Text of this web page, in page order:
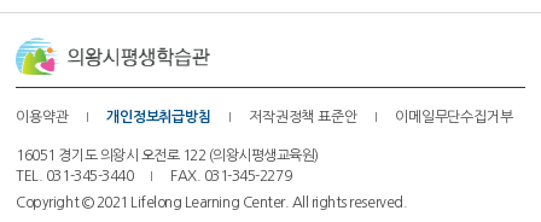
이용약관 개인정보취급방침 저작권정책 표준안 이메일무단수집거부
16051 경기도 의왕시 오전로 122 (의왕시평생교육원)
TEL. 031-345-3440
FAX. 031-345-2279
Copyright © 2021 Lifelong Learning Center. All rights reserved.